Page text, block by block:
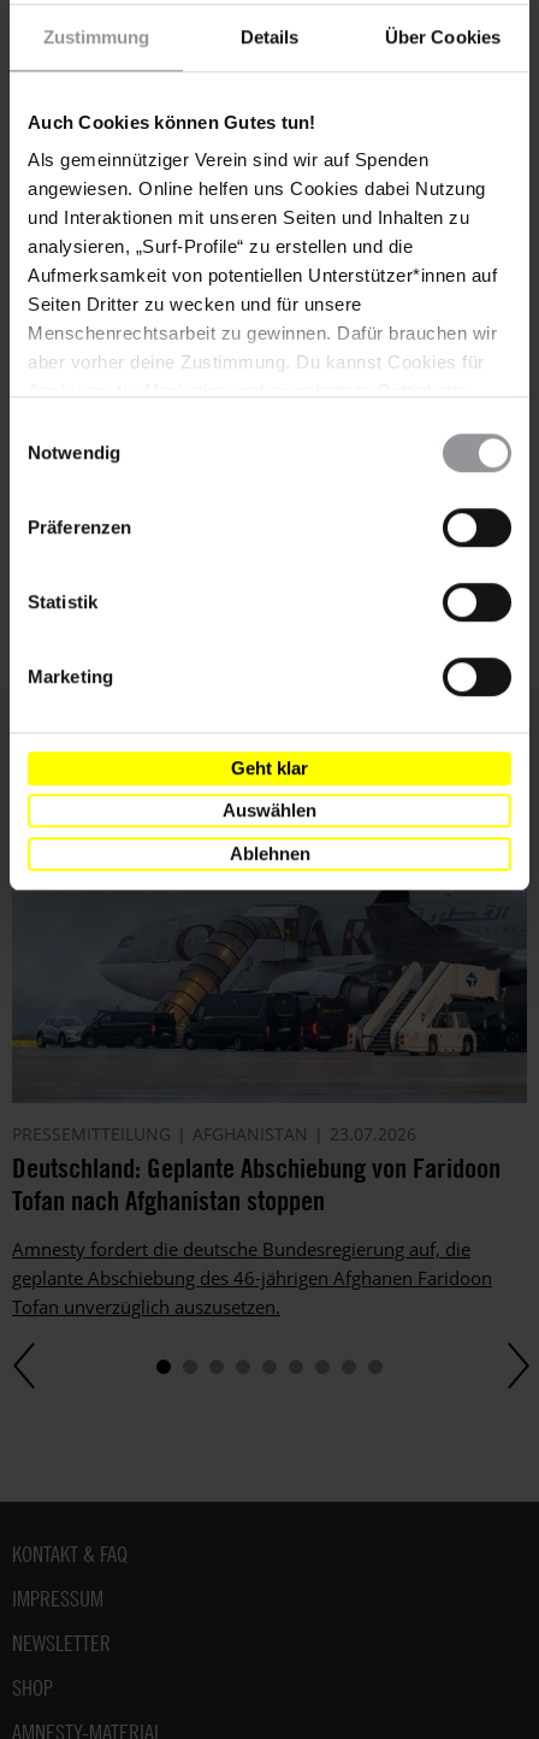
Zustimmung Details Über Cookies
Auch Cookies können Gutes tun!
Als gemeinnütziger Verein sind wir auf Spenden
angewiesen. Online helfen uns Cookies dabei Nutzung
und Interaktionen mit unseren Seiten und Inhalten zu
analysieren, „Surf-Profile“ zu erstellen und die
Aufmerksamkeit von potentiellen Unterstützer*innen auf
Seiten Dritter zu wecken und für unsere
Menschenrechtsarbeit zu gewinnen. Dafür brauchen wir
aber vorher deine Zustimmung. Du kannst Cookies für
wieder ändern. Diesen Banner kannst Du über den Link
Notwendig
Präferenzen
Statistik
Marketing
Geht klar
Auswählen
Ablehnen
Bleib informiert
Text
Abonniere den Amnesty-Newsletter und mach dich
für die Menschenrechte stark!
Vorname
Nachname
Mail
ihnen zu.
Weitere Artikel
PRESSEMITTEILUNG AFGHANISTAN 23.07.2026
Deutschland: Geplante Abschiebung von Faridoon
Tofan nach Afghanistan stoppen
Amnesty fordert die deutsche Bundesregierung auf, die
geplante Abschiebung des 46-jährigen Afghanen Faridoon
Tofan unverzüglich auszusetzen.
Fußbereich
KONTAKT & FAQ
IMPRESSUM
NEWSLETTER
SHOP
AMNESTY-MATERIAL